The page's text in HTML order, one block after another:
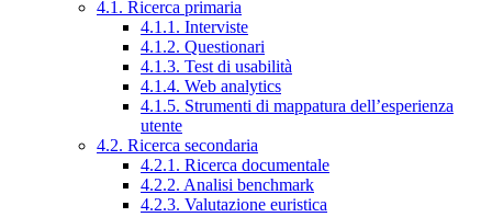
4.1. Ricerca primaria
4.1.1. Interviste
4.1.2. Questionari
4.1.3. Test di usabilità
4.1.4. Web analytics
4.1.5. Strumenti di mappatura dell’esperienza
utente
4.2. Ricerca secondaria
4.2.1. Ricerca documentale
4.2.2. Analisi benchmark
4.2.3. Valutazione euristica